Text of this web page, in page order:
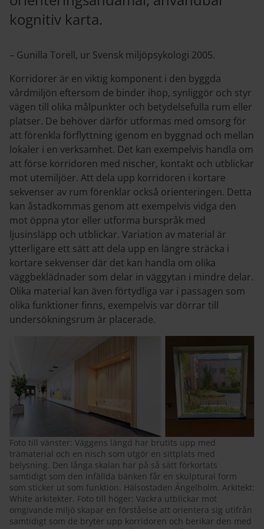
kognitiv karta.
– Gunilla Torell, ur Svensk miljöpsykologi 2005.
Korridorer är en viktig komponent i den byggda
vårdmiljön eftersom de binder ihop, synliggör och styr
vägen till olika målpunkter och betydelsefulla rum eller
platser. De behöver därför utformas med omsorg för
att förenkla förflyttning igenom en byggnad och mellan
lokaler i en verksamhet. Det kan exempelvis handla om
att förse korridoren med nischer, kontakt och utblickar
mot utemiljöer. Att dela upp korridoren i kortare
sekvenser av rum förenklar också orienteringen. Detta
kan åstadkommas genom att exempelvis vidga den
mot öppna ytor eller utforma burspråk med
ljusinsläpp och utblickar. Variation av material är
ytterligare ett sätt att dela upp en längre sträcka i
kortare sekvenser där det kan handla om olika
väggbeklädnader som delar in väggytan i mindre delar.
Olika material kan även förtydliga var i passagen som
olika funktioner finns, exempelvis var dörrar till
undersökningsrum är placerade.
Foto till vänster: Väggens längd har brutits upp med
trämaterial och en nisch som utgör en sittplats med
belysning. Den långa skalan har på så sätt förkortats
samtidigt som den infällda bänken får en skulptural form
som sticker ut som funktion. Hälsostaden Ängelholm. Arkitekt:
White arkitekter. Foto till höger: Vackra utblickar mot
omgivande miljö skapar en förståelse att orientera sig utifrån
samtidigt som de bryter upp korridoren och berikar den med